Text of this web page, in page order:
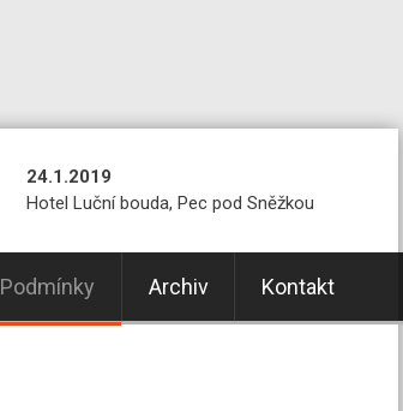
24.1.2019
Hotel Luční bouda, Pec pod Sněžkou
Podmínky Archiv Kontakt